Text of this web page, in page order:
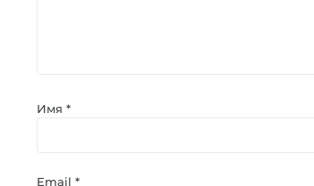
Имя *
Email *